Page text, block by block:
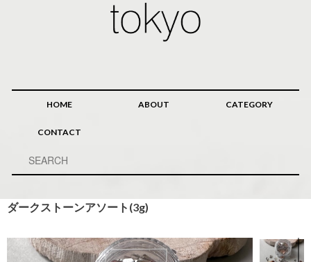
HOME ABOUT CATEGORY
CONTACT
ダークストーンアソート(3g)